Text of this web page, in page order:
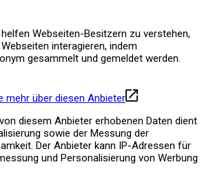
Webseiten-Besitzern zu verstehen,
interagieren, indem
gesammelt und gemeldet werden.
mehr über diesen Anbieter
diesem Anbieter erhobenen Daten dient
sowie der Messung der
Der Anbieter kann IP-Adressen für
und Personalisierung von Werbung